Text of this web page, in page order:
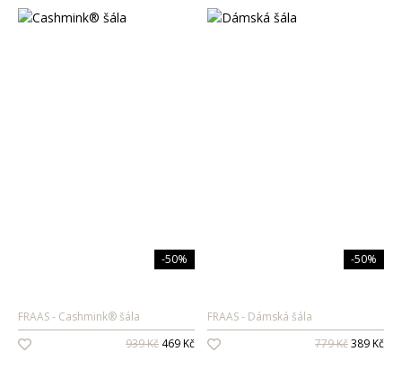
-50%
FRAAS
Cashmink® šála
939 Kč 469 Kč
-50%
FRAAS
Dámská šála
779 Kč389 Kč